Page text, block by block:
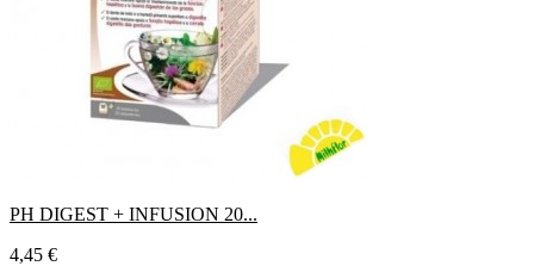
PH DIGEST + INFUSION 20...
Precio
4,45 €